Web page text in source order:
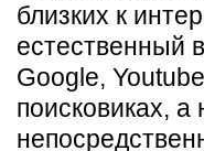
близких к
естественный
Google,
поисковиках,